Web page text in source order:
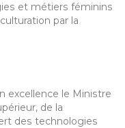
et métiers féminins
par la
excellence le Ministre
de la
des technologies